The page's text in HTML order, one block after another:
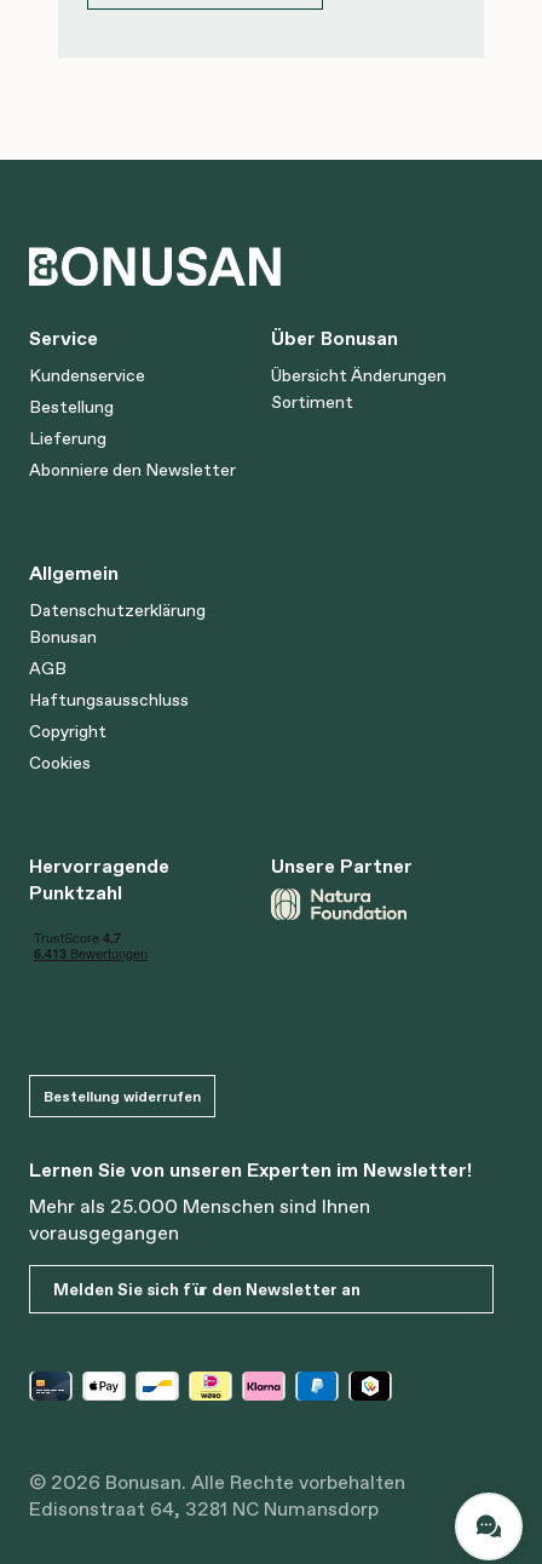
Service
Kundenservice
Bestellung
Lieferung
Abonniere den Newsletter
Über Bonusan
Übersicht Änderungen
Sortiment
Allgemein
Datenschutzerklärung
Bonusan
AGB
Haftungsausschluss
Copyright
Cookies
Hervorragende
Punktzahl
Unsere Partner
Bestellung widerrufen
Lernen Sie von unseren Experten im Newsletter!
Mehr als 25.000 Menschen sind Ihnen
vorausgegangen
Melden Sie sich für den Newsletter an
© 2026 Bonusan. Alle Rechte vorbehalten
Edisonstraat 64, 3281 NC Numansdorp